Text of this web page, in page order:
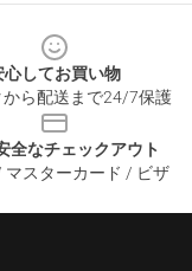
心してお買い物
から配送まで24/7保護
全なチェックアウト
マスターカード / ビザ